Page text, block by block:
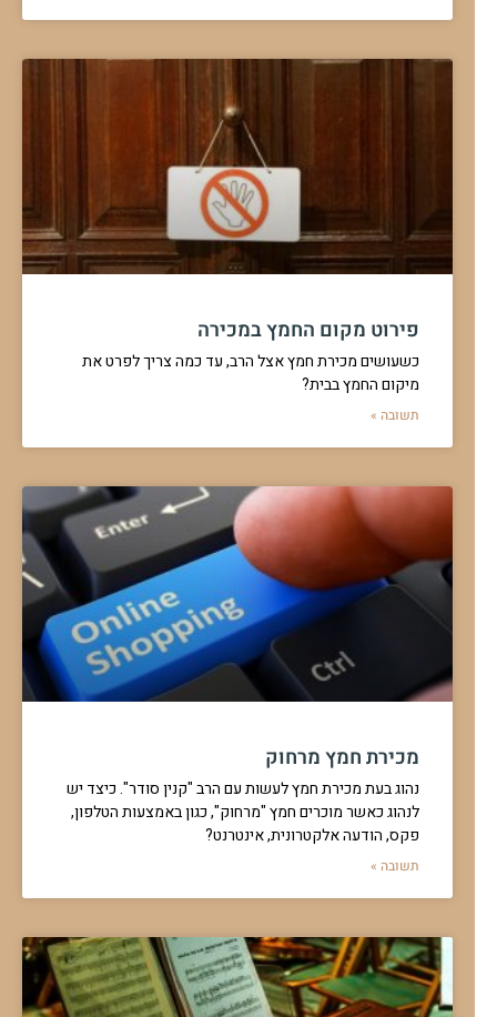
פירוט מקום החמץ במכירה
כשעושים מכירת חמץ אצל הרב, עד כמה צריך לפרט את
מיקום החמץ בבית?
תשובה »
מכירת חמץ מרחוק
נהוג בעת מכירת חמץ לעשות עם הרב "קנין סודר". כיצד יש
לנהוג כאשר מוכרים חמץ "מרחוק", כגון באמצעות הטלפון,
פקס, הודעה אלקטרונית, אינטרנט?
תשובה »